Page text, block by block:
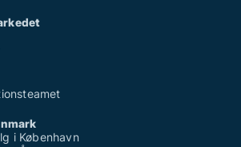
i København